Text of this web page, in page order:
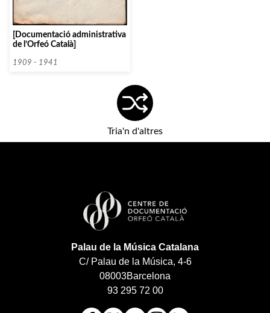
[Documentació administrativa
de l’Orfeó Català]
1909 - 1941
Tria'n d'altres
Palau de la Música Catalana
C/ Palau de la Música, 4-6
08003Barcelona
93 295 72 00